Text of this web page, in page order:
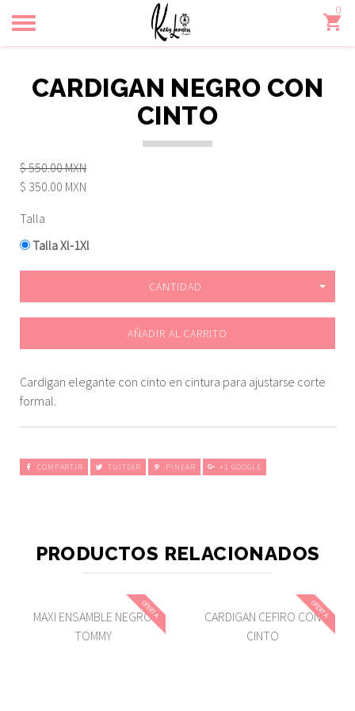
Toggle
navigation
0
CARDIGAN NEGRO CON
CINTO
$ 550.00 MXN
$ 350.00 MXN
Talla
Talla Xl-1Xl
CANTIDAD
AÑADIR AL CARRITO
Cardigan elegante con cinto en cintura para ajustarse corte
formal.
COMPARTIR TUITEAR PINEAR +1 GOOGLE
PRODUCTOS RELACIONADOS
OFERTA
MAXI ENSAMBLE NEGRO
TOMMY
OFERTA
CARDIGAN CEFIRO CON
CINTO